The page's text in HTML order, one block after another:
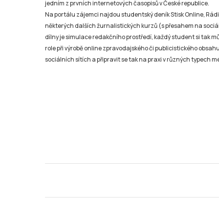
jedním z prvních internetových časopisů v České republice.
Na portálu zájemci najdou studentský deník Stisk Online,
některých dalších žurnalistických kurzů (s přesahem na
dílny je simulace redakčního prostředí, každý student si tak
role při výrobě online zpravodajského či publicistického
sociálních sítích a připravit se tak na praxi v různých typech